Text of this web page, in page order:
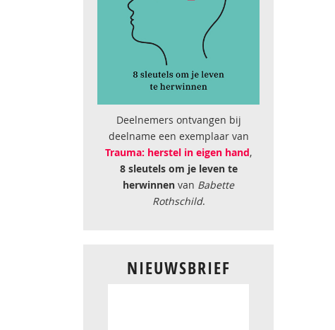
Deelnemers ontvangen bij
deelname een exemplaar van
Trauma: herstel in eigen hand,
8 sleutels om je leven te
herwinnen van Babette
Rothschild.
NIEUWSBRIEF